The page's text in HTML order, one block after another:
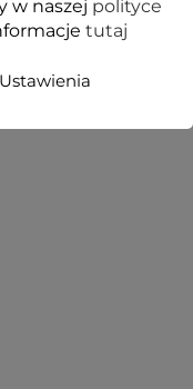
w naszej polityce
tutaj
Ustawienia